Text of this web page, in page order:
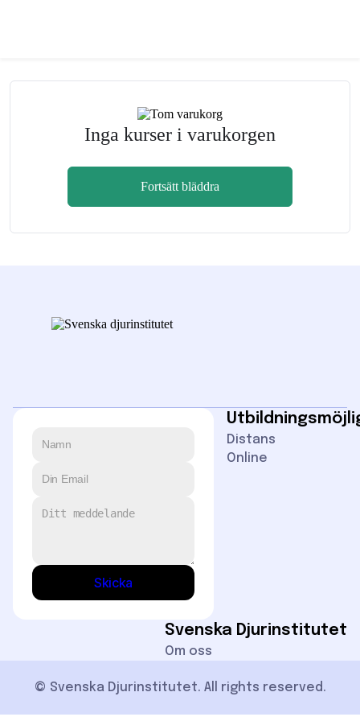
Inga kurser i varukorgen
Fortsätt bläddra
Skicka
Distans
Online
Svenska Djurinstitutet
Om oss
© Svenska Djurinstitutet. All rights reserved.